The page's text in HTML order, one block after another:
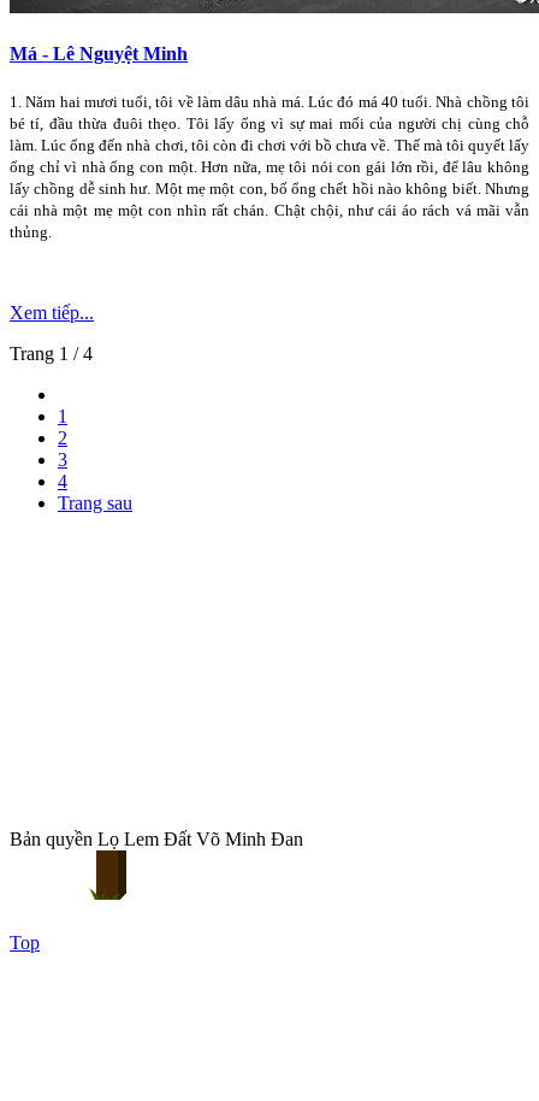
Má - Lê Nguyệt Minh
1. Năm hai mươi tuổi, tôi về làm dâu nhà má. Lúc đó má 40 tuổi. Nhà chồng tôi
bé tí, đầu thừa đuôi thẹo. Tôi lấy ổng vì sự mai mối của người chị cùng chỗ
làm. Lúc ổng đến nhà chơi, tôi còn đi chơi với bồ chưa về. Thế mà tôi quyết lấy
ổng chỉ vì nhà ổng con một. Hơn nữa, mẹ tôi nói con gái lớn rồi, để lâu không
lấy chồng dễ sinh hư. Một mẹ một con, bố ổng chết hồi nào không biết. Nhưng
cái nhà một mẹ một con nhìn rất chán. Chật chội, như cái áo rách vá mãi vẫn
thủng.
Xem tiếp...
Trang 1 / 4
1
2
3
4
Trang sau
Bản quyền Lọ Lem Đất Võ Minh Đan
Top